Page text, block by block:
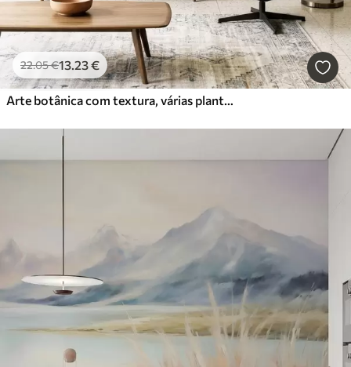
22.05€13.23€
Arte botânica com textura, várias plantas e folhas em tons de castanho e bege